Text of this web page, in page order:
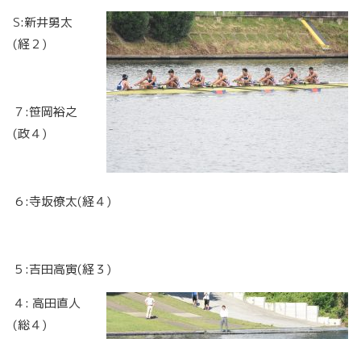
S:新井勇太
(経２)
７:笹岡裕之
(政４)
６:寺坂僚太(経４)
５:吉田高寅(経３)
４: 高田直人
(総４)